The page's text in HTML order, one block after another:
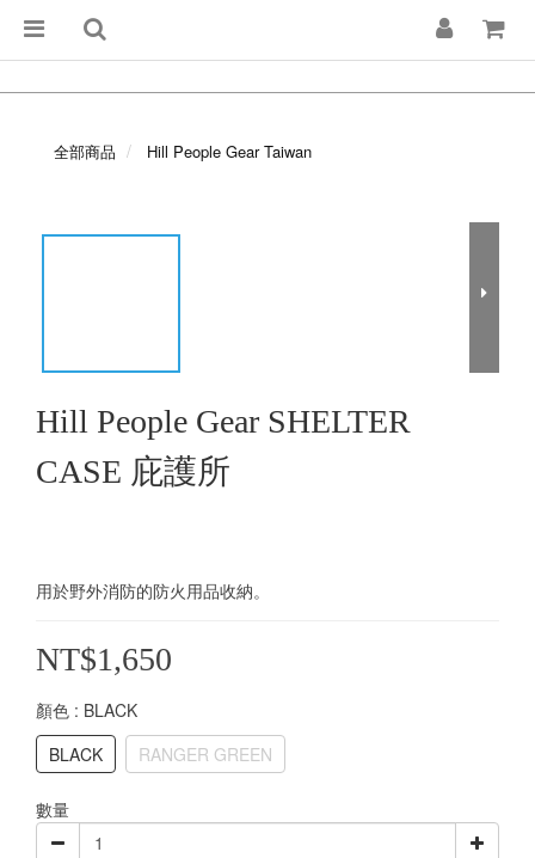
全部商品 Hill People Gear Taiwan
Hill People Gear SHELTER
CASE 庇護所
用於野外消防的防火用品收納。
NT$1,650
顏色 : BLACK
BLACK
RANGER GREEN
數量